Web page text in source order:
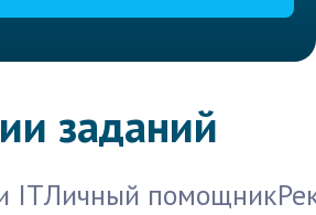
заданий
ITЛичный помощник